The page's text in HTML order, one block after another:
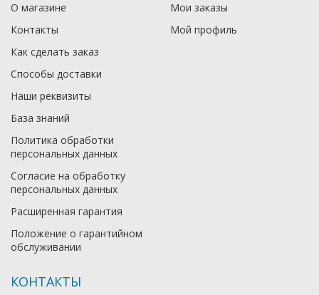
О магазине
Контакты
Как сделать заказ
Способы доставки
Наши реквизиты
База знаний
Политика обработки
персональных данных
Согласие на обработку
персональных данных
Расширенная гарантия
Положение о гарантийном
обслуживании
Мои заказы
Мой профиль
КОНТАКТЫ